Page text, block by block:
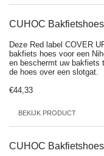
CUHOC
Deze Red label COVER
bakfiets hoes voor een
en beschermt uw bakfiets
de hoes over een slotgat.
€44,33
BEKIJK PRODUCT
CUHOC